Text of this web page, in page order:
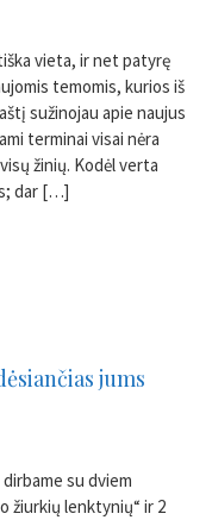
vieta, ir net patyrę
temomis, kurios iš
sužinojau apie naujus
terminai visai nėra
žinių. Kodėl verta
dar […]
jums
su dviem
žiurkių lenktynių“ ir 2